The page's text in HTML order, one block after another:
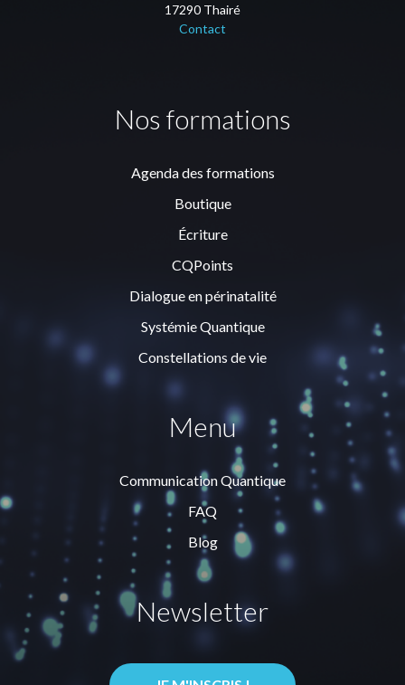
17290 Thairé
Contact
Nos formations
Agenda des formations
Boutique
Écriture
CQPoints
Dialogue en périnatalité
Systémie Quantique
Constellations de vie
Menu
Communication Quantique
FAQ
Blog
Newsletter